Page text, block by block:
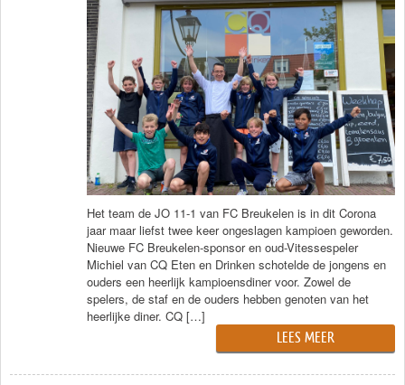
NieuwsbriefHet team de JO 11-1 van FC Breukelen is in dit Corona
jaar maar liefst twee keer ongeslagen kampioen geworden.
Nieuwe FC Breukelen-sponsor en oud-Vitessespeler
Michiel van CQ Eten en Drinken schotelde de jongens en
ouders een heerlijk kampioensdiner voor. Zowel de
spelers, de staf en de ouders hebben genoten van het
heerlijke diner. CQ […]
LEES MEER